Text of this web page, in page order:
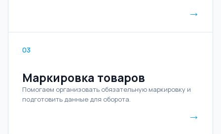
→
03
Маркировка товаров
Помогаем организовать обязательную маркировку и
подготовить данные для оборота.
→